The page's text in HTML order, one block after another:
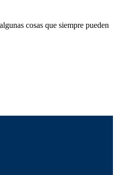
cosas que siempre pueden